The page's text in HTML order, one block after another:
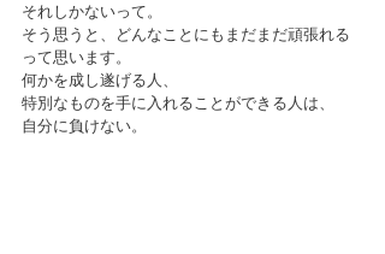
それしかないって。
そう思うと、どんなことにもまだまだ頑張れる
って思います。
何かを成し遂げる人、
特別なものを手に入れることができる人は、
自分に負けない。